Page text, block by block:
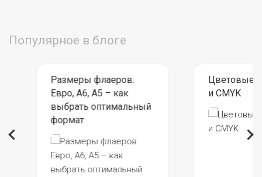
Популярное в блоге
Размеры флаеров:
Евро, А6, А5 – как
выбрать оптимальный
формат
Цветовые
и CMYK